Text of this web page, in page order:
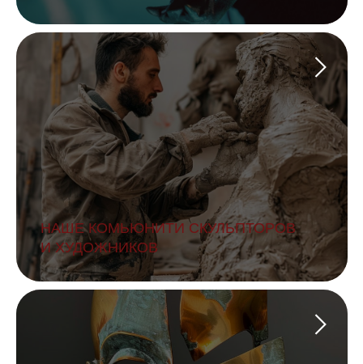
НАШЕ КОМЬЮНИТИ СКУЛЬПТОРОВ
И ХУДОЖНИКОВ